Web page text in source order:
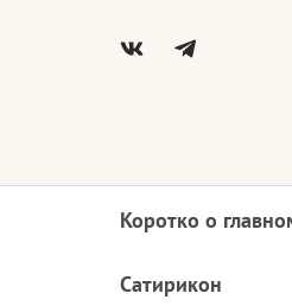
Основная
навигация
Коротко о
Сатирикон